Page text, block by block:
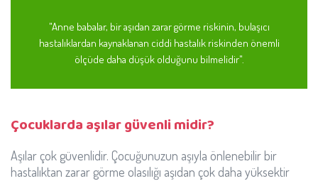
"Anne babalar, bir aşıdan zarar görme riskinin, bulaşıcı
hastalıklardan kaynaklanan ciddi hastalık riskinden önemli
ölçüde daha düşük olduğunu bilmelidir".
Çocuklarda aşılar güvenli midir?
Aşılar çok güvenlidir. Çocuğunuzun aşıyla önlenebilir bir
hastalıktan zarar görme olasılığı aşıdan çok daha yüksektir